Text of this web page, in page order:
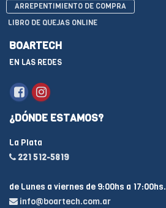
ARREPENTIMIENTO DE COMPRA
LIBRO DE QUEJAS ONLINE
BOARTECH
EN LAS REDES
¿DÓNDE ESTAMOS?
La Plata
221 512-5819
de Lunes a viernes de 9:00hs a 17:00hs.
info@boartech.com.ar